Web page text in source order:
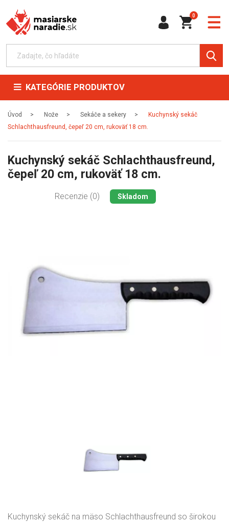
0
KATEGÓRIE PRODUKTOV
Úvod Nože Sekáče a sekery
Kuchynský sekáč
Schlachthausfreund, čepeľ 20 cm, rukoväť 18 cm.
Kuchynský sekáč Schlachthausfreund,
čepeľ 20 cm, rukoväť 18 cm.
Recenzie (0) Skladom
Kuchynský sekáč na mäso Schlachthausfreund so širokou